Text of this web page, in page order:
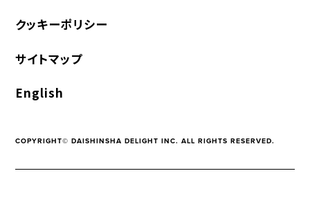
クッキーポリシー
サイトマップ
English
COPYRIGHT© DAISHINSHA DELIGHT INC. ALL RIGHTS RESERVED.